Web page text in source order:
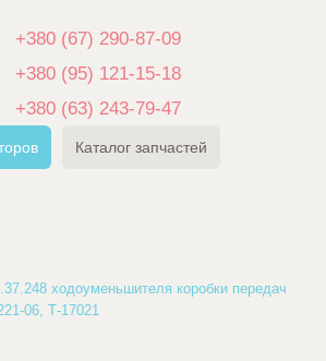
+380 (67) 290-87-09
+380 (95) 121-15-18
+380 (63) 243-79-47
Каталог запчастей
ходоуменьшителя коробки передач
06, Т-17021